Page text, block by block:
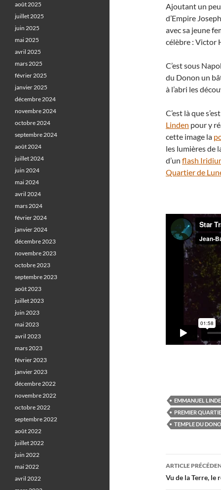
Ajoutant un
d’Empire
avec sa jeune
célèbre : Victor
C’est sous
du Donon un
à l’abri les
C’est là que
Linden pour y
cette image la
les lumières de
d’un flash
Quartier de
EMMANUEL
PREMIER
TEMPLE DU
des
ARTICLE
Vu de la Terre, le
août 2025
juillet 2025
juin 2025
mai 2025
avril 2025
mars 2025
février 2025
janvier 2025
décembre 2024
novembre 2024
octobre 2024
septembre 2024
août 2024
juillet 2024
juin 2024
mai 2024
avril 2024
mars 2024
février 2024
janvier 2024
décembre 2023
novembre 2023
octobre 2023
septembre 2023
août 2023
juillet 2023
juin 2023
mai 2023
avril 2023
mars 2023
février 2023
janvier 2023
décembre 2022
novembre 2022
octobre 2022
septembre 2022
août 2022
juillet 2022
juin 2022
mai 2022
avril 2022